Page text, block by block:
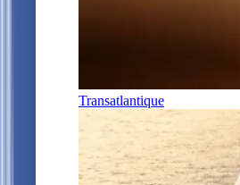
Transatlantique